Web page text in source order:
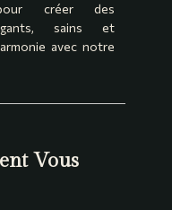
créer des
sains et
avec notre
Vous